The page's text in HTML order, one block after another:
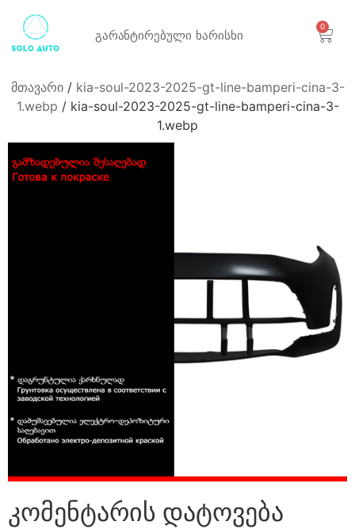
გარანტირებული ხარისხი
0
მთავარი/ kia-soul-2023-2025-gt-line-bamperi-cina-3-
1.webp / kia-soul-2023-2025-gt-line-bamperi-cina-3-
1.webp
კომენტარის დატოვება